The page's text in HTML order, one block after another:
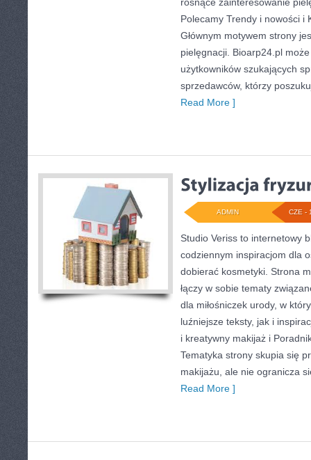
Polecamy Trendy i nowości i
Głównym motywem strony
pielęgnacji. Bioarp24.pl
użytkowników szukających
sprzedawców, którzy
Read More ]
CZE -
ADMIN
Studio Veriss to internetowy
codziennym inspiracjom dla
dobierać kosmetyki. Strona
łączy w sobie tematy
dla miłośniczek urody, w
luźniejsze teksty, jak i
i kreatywny makijaż i
Tematyka strony skupia się
makijażu, ale nie ogranicza
Read More ]